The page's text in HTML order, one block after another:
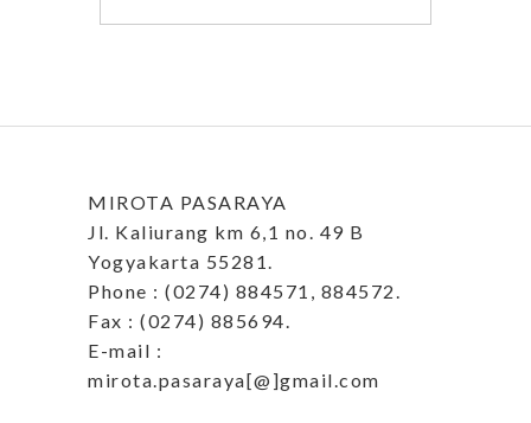
MIROTA PASARAYA
Jl. Kaliurang km 6,1 no. 49 B
Yogyakarta 55281.
Phone : (0274) 884571, 884572.
Fax : (0274) 885694.
E-mail :
mirota.pasaraya[@]gmail.com